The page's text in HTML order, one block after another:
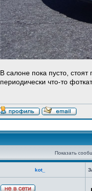
В салоне пока пусто,
периодически что-то
Показать
kot_